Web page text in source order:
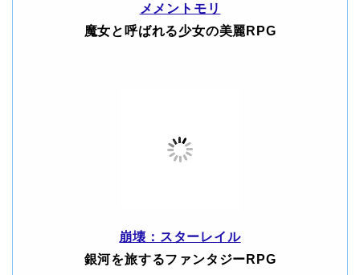
メメントモリ
魔女と呼ばれる少女の美麗RPG
崩壊：スターレイル
銀河を旅するファンタジーRPG